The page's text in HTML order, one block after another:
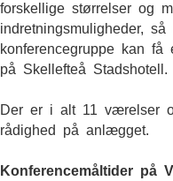
forskellige størrelser og
indretningsmuligheder,
konferencegruppe kan
på Skellefteå Stadshotell.
Der er i alt 11 værelser
rådighed på anlægget.
Konferencemåltider på